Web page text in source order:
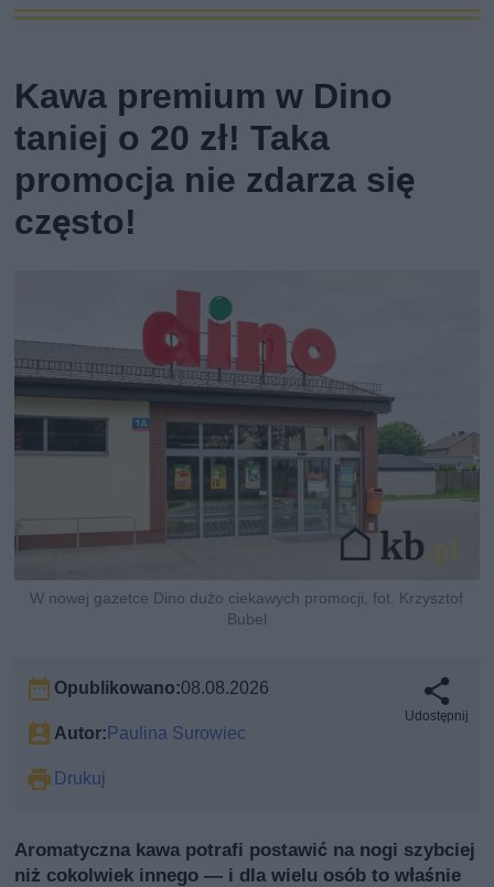
Kawa premium w Dino
taniej o 20 zł! Taka
promocja nie zdarza się
często!
W nowej gazetce Dino dużo ciekawych promocji, fot. Krzysztof
Bubel
Opublikowano:08.08.2026
Autor:Paulina Surowiec
Drukuj
Udostępnij
Aromatyczna kawa potrafi postawić na nogi szybciej
niż cokolwiek innego — i dla wielu osób to właśnie